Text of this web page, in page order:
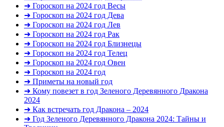
➜ Гороскоп на 2024 год Весы
➜ Гороскоп на 2024 год Дева
➜ Гороскоп на 2024 год Лев
➜ Гороскоп на 2024 год Рак
➜ Гороскоп на 2024 год Близнецы
➜ Гороскоп на 2024 год Телец
➜ Гороскоп на 2024 год Овен
➜ Гороскоп на 2024 год
➜ Приметы на новый год
➜ Кому повезет в год Зеленого Деревянного Дракона
2024
➜ Как встречать год Дракона – 2024
➜ Год Зеленого Деревянного Дракона 2024: Тайны и